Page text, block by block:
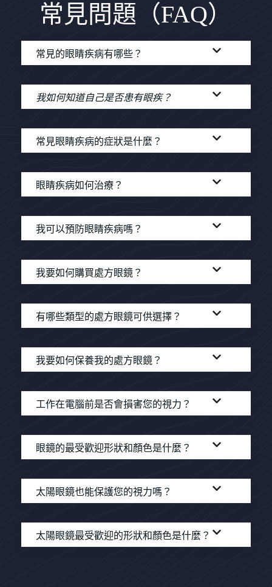
常見問題（FAQ）
常見的眼睛疾病有哪些？
我如何知道自己是否患有眼疾？
常見眼睛疾病的症狀是什麼？
眼睛疾病如何治療？
我可以預防眼睛疾病嗎？
我要如何購買處方眼鏡？
有哪些類型的處方眼鏡可供選擇？
我要如何保養我的處方眼鏡？
工作在電腦前是否會損害您的視力？
眼鏡的最受歡迎形狀和顏色是什麼？
太陽眼鏡也能保護您的視力嗎？
太陽眼鏡最受歡迎的形狀和顏色是什麼？